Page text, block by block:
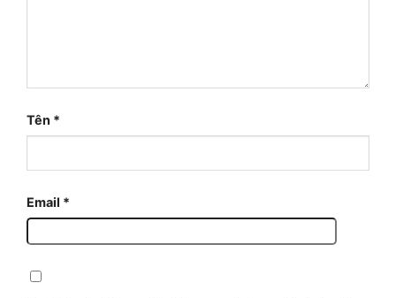
Tên *
Email *